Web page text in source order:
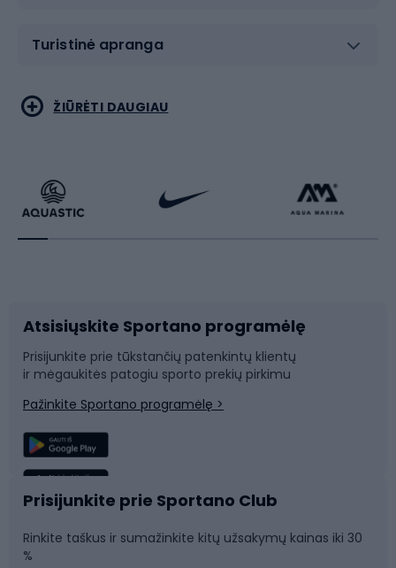
Turistinė apranga
Bėgimas
Dviratininkų apranga
Dviračių dalys
Laipiojimas
Žvejyba
Sportinė medicina
Koviniai sportai
Rakečių sportas
Rogutės ir čiuožynės
Snieglenčių sportas
Plaukimas
Komandinis sportas
ŽIŪRĖTI DAUGIAU
Atsisiųskite Sportano programėlę
Prisijunkite prie tūkstančių patenkintų klientų
ir mėgaukitės patogiu sporto prekių pirkimu
Pažinkite Sportano programėlę >
Prisijunkite prie Sportano Club
Rinkite taškus ir sumažinkite kitų užsakymų kainas iki 30
%